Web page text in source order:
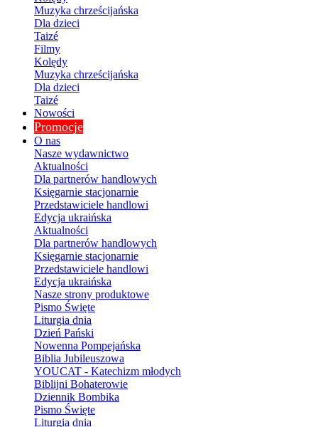
Muzyka chrześcijańska
Dla dzieci
Taizé
Filmy
Kolędy
Muzyka chrześcijańska
Dla dzieci
Taizé
Nowości
Promocje
O nas
Nasze wydawnictwo
Aktualności
Dla partnerów handlowych
Księgarnie stacjonarnie
Przedstawiciele handlowi
Edycja ukraińska
Aktualności
Dla partnerów handlowych
Księgarnie stacjonarnie
Przedstawiciele handlowi
Edycja ukraińska
Nasze strony produktowe
Pismo Święte
Liturgia dnia
Dzień Pański
Nowenna Pompejańska
Biblia Jubileuszowa
YOUCAT - Katechizm młodych
Biblijni Bohaterowie
Dziennik Bombika
Pismo Święte
Liturgia dnia